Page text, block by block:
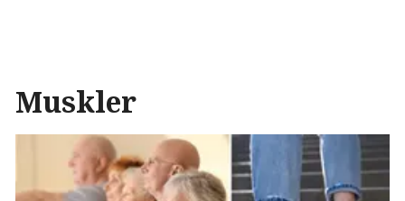
Muskler